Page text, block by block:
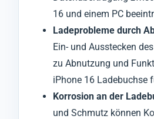
16 und einem PC
Ladeprobleme durch
Ein- und Ausstecken
zu Abnutzung und
iPhone 16 Ladebuchse
Korrosion an der
und Schmutz können